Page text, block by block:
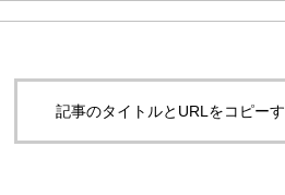
記事のタイトルとURLをコピー